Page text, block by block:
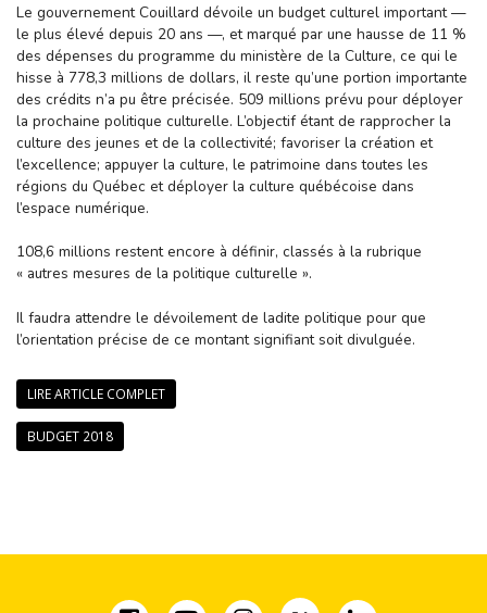
Le gouvernement Couillard dévoile un budget culturel important —
le plus élevé depuis 20 ans —, et marqué par une hausse de 11 %
des dépenses du programme du ministère de la Culture, ce qui le
hisse à 778,3 millions de dollars, il reste qu’une portion importante
des crédits n’a pu être précisée. 509 millions prévu pour déployer
la prochaine politique culturelle. L’objectif étant de rapprocher la
culture des jeunes et de la collectivité; favoriser la création et
l’excellence; appuyer la culture, le patrimoine dans toutes les
régions du Québec et déployer la culture québécoise dans
l’espace numérique.
108,6 millions restent encore à définir, classés à la rubrique
« autres mesures de la politique culturelle ».
Il faudra attendre le dévoilement de ladite politique pour que
l’orientation précise de ce montant signifiant soit divulguée.
LIRE ARTICLE COMPLET
BUDGET 2018